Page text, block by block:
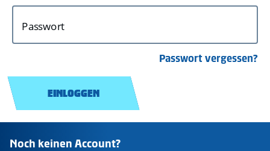
Passwort
Passwort vergessen?
EINLOGGEN
Noch keinen Account?